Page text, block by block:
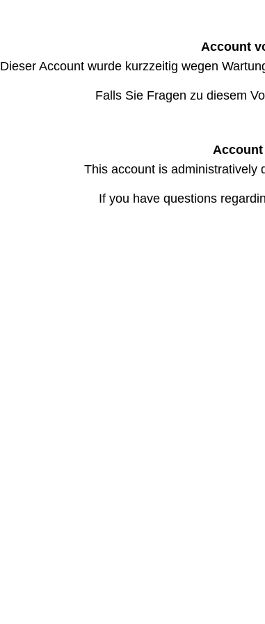
Account
Dieser Account wurde kurzzeitig wegen
Falls Sie Fragen zu diesem
This account is administratively
If you have questions